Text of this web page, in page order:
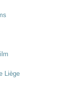
Liège